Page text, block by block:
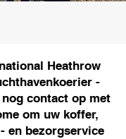
Heathrow
-
nog contact op met
om uw koffer,
en bezorgservice